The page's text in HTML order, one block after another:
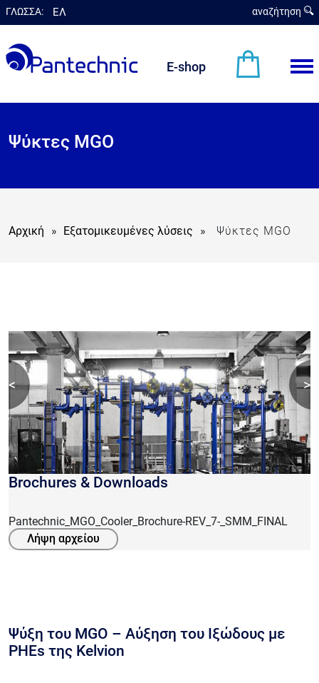
ΓΛΩΣΣΑ: ΕΛ αναζήτηση
E-shop
Ψύκτες MGO
Αρχική » Εξατομικευμένες λύσεις » Ψύκτες MGO
< >
Brochures & Downloads
Pantechnic_MGO_Cooler_Brochure-REV_7-_SMM_FINAL
Λήψη αρχείου
Ψύξη του MGO – Αύξηση του Ιξώδους με
PHEs της Kelvion